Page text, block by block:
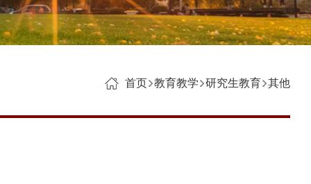
首页 教育教学 研究生教育 其他